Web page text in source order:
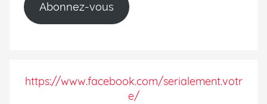
Abonnez-vous
https://www.facebook.com/serialement.votr
e/